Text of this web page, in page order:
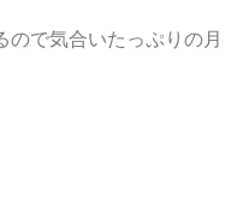
で気合いたっぷりの月